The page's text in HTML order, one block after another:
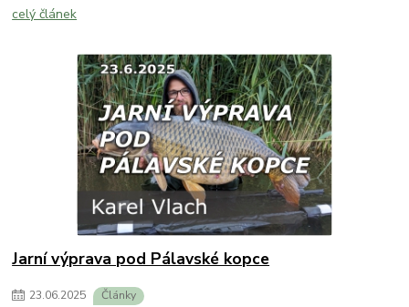
celý článek
Jarní výprava pod Pálavské kopce
23.06.2025 Články